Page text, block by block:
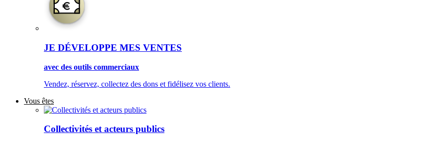
JE DÉVELOPPE MES VENTES
avec des outils commerciaux
Vendez, réservez, collectez des dons et fidélisez vos clients.
Vous êtes
Collectivités et acteurs publics